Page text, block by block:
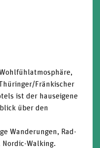
Fränkischer
ist der hauseigene
über den
Wanderungen, Rad-
Walking.